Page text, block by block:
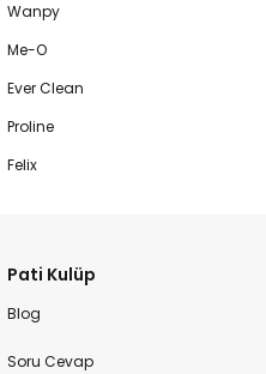
Wanpy
Me-O
Ever Clean
Proline
Felix
Pati Kulüp
Blog
Soru Cevap